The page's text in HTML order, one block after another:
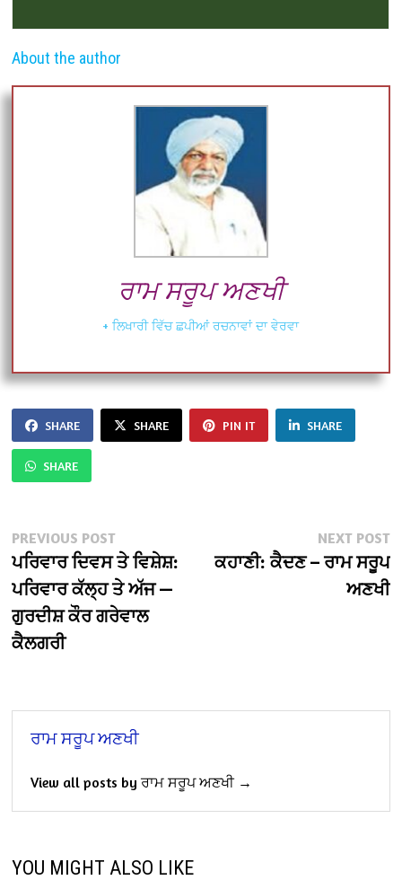
About the author
ਰਾਮ ਸਰੂਪ ਅਣਖੀ
+ ਲਿਖਾਰੀ ਵਿੱਚ ਛਪੀਆਂ ਰਚਨਾਵਾਂ ਦਾ ਵੇਰਵਾ
SHARE SHARE PIN IT SHARE
SHARE
Post
navigation
PREVIOUS POSTPrevious
post:
ਪਰਿਵਾਰ ਦਿਵਸ ਤੇ ਵਿਸ਼ੇਸ਼:
ਪਰਿਵਾਰ ਕੱਲ੍ਹ ਤੇ ਅੱਜ —
ਗੁਰਦੀਸ਼ ਕੌਰ ਗਰੇਵਾਲ
ਕੈਲਗਰੀ
NEXT POST
ਕਹਾਣੀ: ਕੈਦਣ – ਰਾਮ ਸਰੂਪ
ਅਣਖੀ
ਰਾਮ ਸਰੂਪ ਅਣਖੀ
View all posts by ਰਾਮ ਸਰੂਪ ਅਣਖੀ →
YOU MIGHT ALSO LIKE